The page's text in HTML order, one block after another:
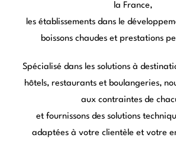
la France,
les établissements dans le
boissons chaudes et prestations
Spécialisé dans les solutions à
hôtels, restaurants et boulangeries,
aux contraintes de
et fournissons des solutions
adaptées à votre clientèle et votre